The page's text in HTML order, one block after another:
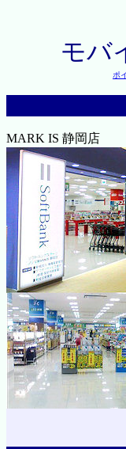
モバ
ポ
MARK IS 静岡店